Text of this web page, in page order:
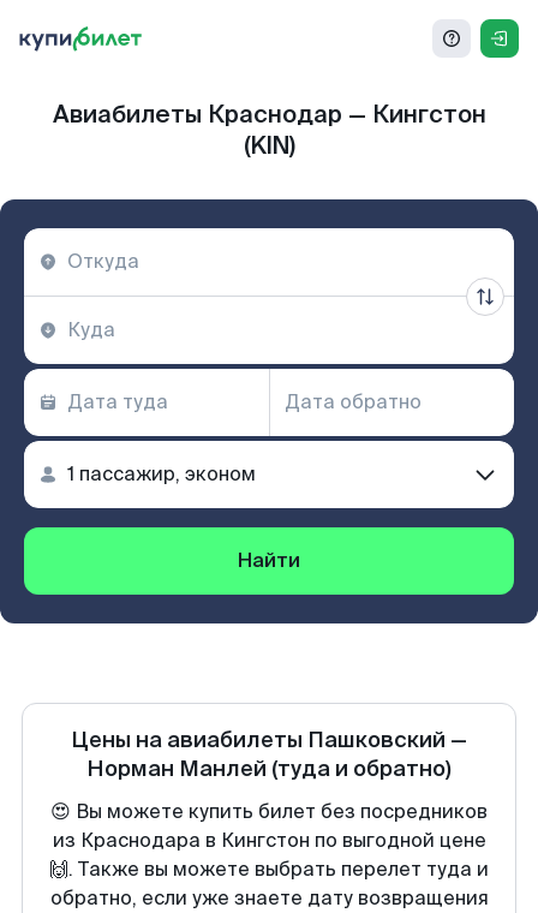
Авиабилеты Краснодар — Кингстон
(KIN)
Найти
Цены на авиабилеты Пашковский —
Норман Манлей (туда и обратно)
😍 Вы можете купить билет без посредников
из Краснодара в Кингстон по выгодной цене
🙌. Также вы можете выбрать перелет туда и
обратно, если уже знаете дату возвращения